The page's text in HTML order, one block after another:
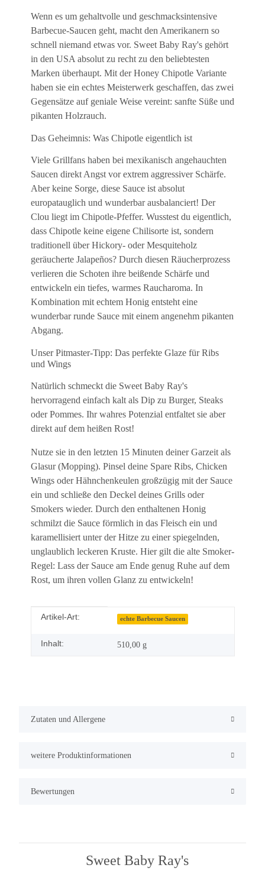
Wenn es um gehaltvolle und geschmacksintensive
Barbecue-Saucen geht, macht den Amerikanern so
schnell niemand etwas vor. Sweet Baby Ray's gehört
in den USA absolut zu recht zu den beliebtesten
Marken überhaupt. Mit der Honey Chipotle Variante
haben sie ein echtes Meisterwerk geschaffen, das zwei
Gegensätze auf geniale Weise vereint: sanfte Süße und
pikanten Holzrauch.
Das Geheimnis: Was Chipotle eigentlich ist
Viele Grillfans haben bei mexikanisch angehauchten
Saucen direkt Angst vor extrem aggressiver Schärfe.
Aber keine Sorge, diese Sauce ist absolut
europatauglich und wunderbar ausbalanciert! Der
Clou liegt im Chipotle-Pfeffer. Wusstest du eigentlich,
dass Chipotle keine eigene Chilisorte ist, sondern
traditionell über Hickory- oder Mesquiteholz
geräucherte Jalapeños? Durch diesen Räucherprozess
verlieren die Schoten ihre beißende Schärfe und
entwickeln ein tiefes, warmes Raucharoma. In
Kombination mit echtem Honig entsteht eine
wunderbar runde Sauce mit einem angenehm pikanten
Abgang.
Unser Pitmaster-Tipp: Das perfekte Glaze für Ribs
und Wings
Natürlich schmeckt die Sweet Baby Ray's
hervorragend einfach kalt als Dip zu Burger, Steaks
oder Pommes. Ihr wahres Potenzial entfaltet sie aber
direkt auf dem heißen Rost!
Nutze sie in den letzten 15 Minuten deiner Garzeit als
Glasur (Mopping). Pinsel deine Spare Ribs, Chicken
Wings oder Hähnchenkeulen großzügig mit der Sauce
ein und schließe den Deckel deines Grills oder
Smokers wieder. Durch den enthaltenen Honig
schmilzt die Sauce förmlich in das Fleisch ein und
karamellisiert unter der Hitze zu einer spiegelnden,
unglaublich leckeren Kruste. Hier gilt die alte Smoker-
Regel: Lass der Sauce am Ende genug Ruhe auf dem
Rost, um ihren vollen Glanz zu entwickeln!
Produkteigenschaft
Wert
Artikel-Art: echte Barbecue Saucen
Inhalt: 510,00 g
Zutaten und Allergene
weitere Produktinformationen
Bewertungen
Sweet Baby Ray's